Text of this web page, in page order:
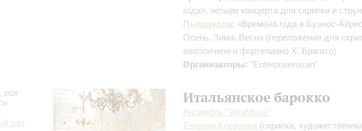
года», четыре концерта для скрипки и
Пьяццолла: «Времена года в Буэнос-
Осень. Зима. Весна (переложение для
виолончели и фортепиано Х. Брагато)
Организаторы: "Enterpriserusart"
2024
Ср
зал
Итальянское барокко
Ансамбль "VivaMusе"
Евгения Клевцова (скрипка,